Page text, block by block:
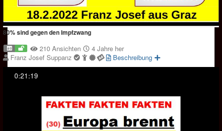
80% sind gegen den Impfzwang
210 Ansichten
4 Jahre her
Franz Josef Suppanz
Beschreibung
0:21:19